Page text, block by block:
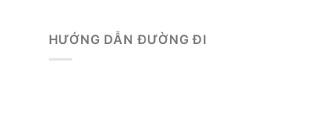
HƯỚNG DẪN ĐƯỜNG ĐI